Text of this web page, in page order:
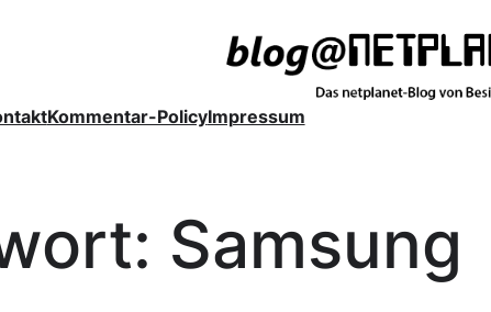
Kommentar-PolicyImpressum
Samsung